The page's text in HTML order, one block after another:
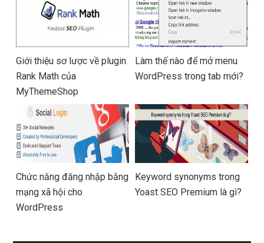
Giới thiệu sơ lược về plugin
Rank Math của
MyThemeShop
Làm thế nào để mở menu
WordPress trong tab mới?
Chức năng đăng nhập bằng
mạng xã hội cho
WordPress
Keyword synonyms trong
Yoast SEO Premium là gì?